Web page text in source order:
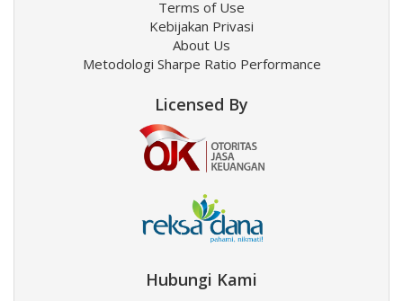
Terms of Use
Kebijakan Privasi
About Us
Metodologi Sharpe Ratio Performance
Licensed By
Hubungi Kami